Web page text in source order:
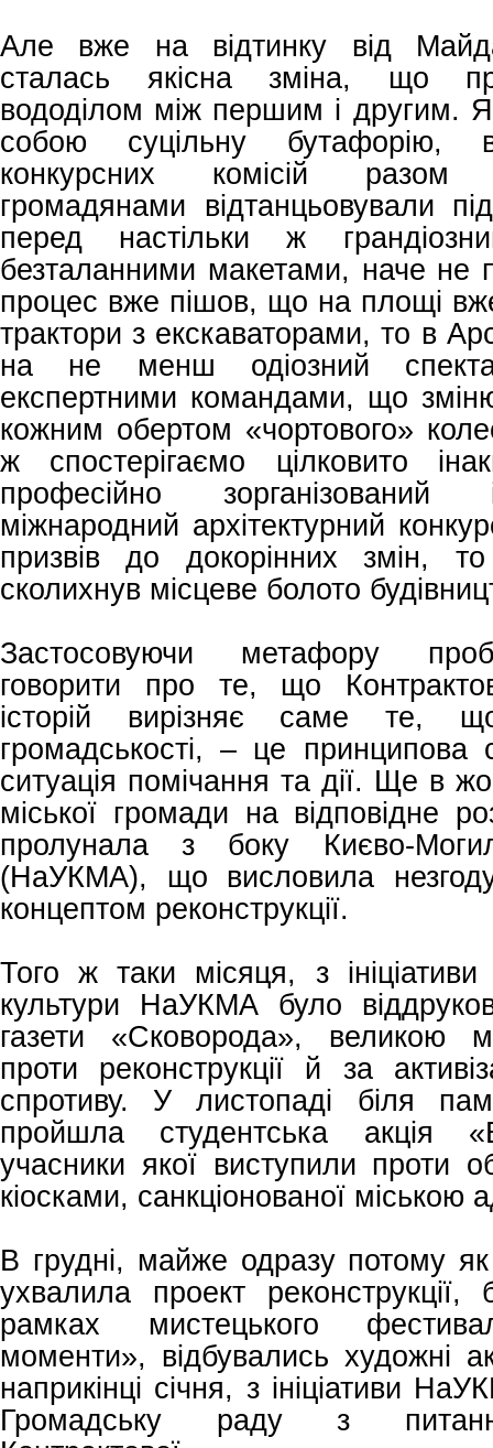
Але вже на відтинку від
сталась якісна зміна, що
вододілом між першим і другим.
собою суцільну бутафорію,
конкурсних комісій разом
громадянами відтанцьовували
перед настільки ж
безталанними макетами, наче не
процес вже пішов, що на площі
трактори з екскаваторами, то в
на не менш одіозний
експертними командами, що
кожним обертом «чортового»
ж спостерігаємо цілковито
професійно зорганізований
міжнародний архітектурний
призвів до докорінних змін,
сколихнув місцеве болото
Застосовуючи метафору
говорити про те, що
історій вирізняє саме те,
громадськості, – це принципова
ситуація помічання та дії. Ще в
міської громади на відповідне
пролунала з боку Києво-
(НаУКМА), що висловила
концептом реконструкції.
Того ж таки місяця, з ініціативи
культури НаУКМА було
газети «Сковорода», великою
проти реконструкції й за
спротиву. У листопаді біля
пройшла студентська акція
учасники якої виступили проти
кіосками, санкціонованої міською
В грудні, майже одразу потому як
ухвалила проект
рамках мистецького
моменти», відбувались художні
наприкінці січня, з ініціативи
Громадську раду з